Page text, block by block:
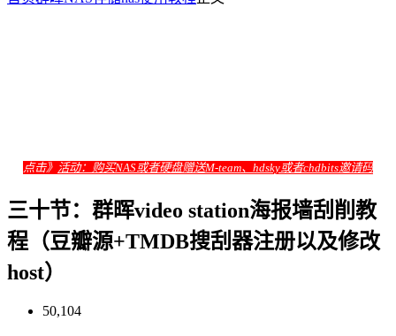
点击》 活动：购买NAS或者硬盘赠送M-team、hdsky或者chdbits邀请码
三十节：群晖video station海报墙刮削教
程（豆瓣源+TMDB搜刮器注册以及修改
host）
50,104